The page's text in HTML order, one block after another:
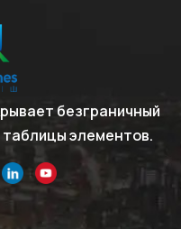
безграничный
элементов.